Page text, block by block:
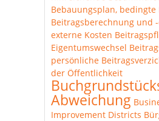
Bebauungsplan, bedingte
Beitragsberechnung und
externe Kosten
Eigentumswechsel
persönliche
der Öffentlichkeit
Abweichung
Improvement Districts